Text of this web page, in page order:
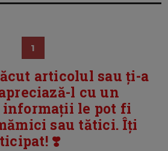
1
articolul sau ți-a
l cu un
informații le pot fi
sau tătici. Îți
❣️